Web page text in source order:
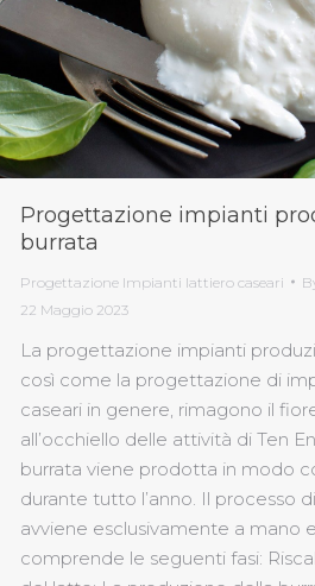
Progettazione impianti
burrata
Progettazione Impianti lattiero caseari
22 Maggio 2023
La progettazione impianti
così come la progettazione di
caseari in genere, rimagono il
all’occhiello delle attività di Ten
burrata viene prodotta in modo
durante tutto l’anno. Il processo
avviene esclusivamente a mano e
comprende le seguenti fasi: